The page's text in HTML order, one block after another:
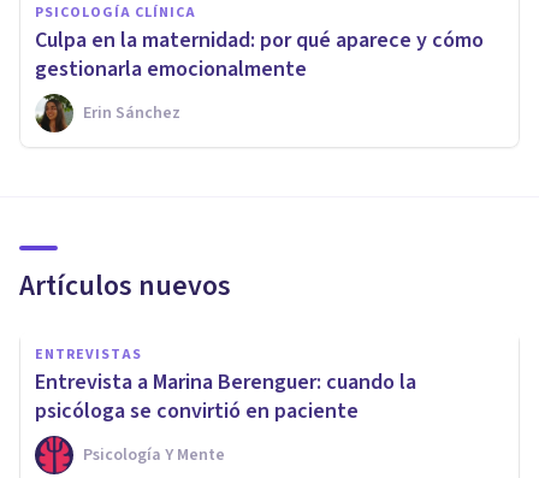
PSICOLOGÍA CLÍNICA
Culpa en la maternidad: por qué aparece y cómo
gestionarla emocionalmente
Erin Sánchez
Artículos nuevos
ENTREVISTAS
Entrevista a Marina Berenguer: cuando la
psicóloga se convirtió en paciente
Psicología Y Mente